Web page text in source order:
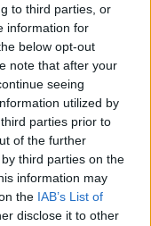
to third parties, or
information for
below opt-out
note that after your
seeing
utilized by
parties prior to
of the further
third parties on the
information may
the IAB’s List of
disclose it to other
για τις οποίες
στην
ακόμη
εφαρμογή της
εκχέρσωση
σήμερα, με
αντίθετο
προστασία